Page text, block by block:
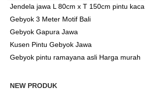
Jendela jawa L 80cm x T 150cm pintu kaca
Gebyok 3 Meter Motif Bali
Gebyok Gapura Jawa
Kusen Pintu Gebyok Jawa
Gebyok pintu ramayana asli Harga murah
NEW PRODUK